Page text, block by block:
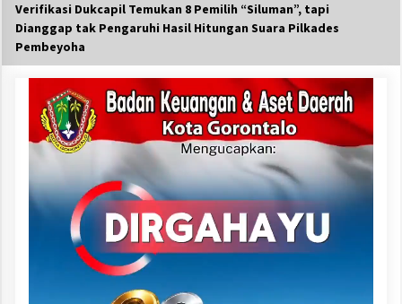
Verifikasi Dukcapil Temukan 8 Pemilih “Siluman”, tapi
Dianggap tak Pengaruhi Hasil Hitungan Suara Pilkades
Pembeyoha